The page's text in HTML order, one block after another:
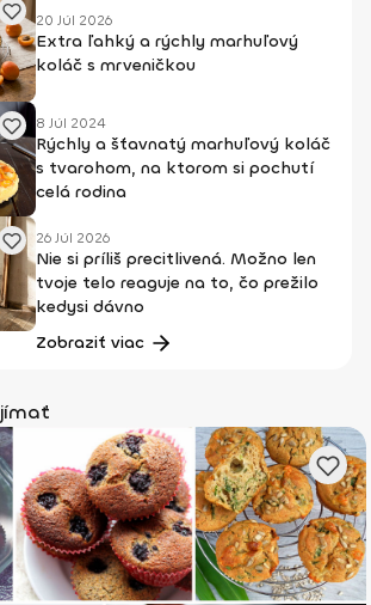
20 Júl 2026
Extra ľahký a rýchly marhuľový
koláč s mrveničkou
8 Júl 2024
Rýchly a šťavnatý marhuľový koláč
s tvarohom, na ktorom si pochutí
celá rodina
26 Júl 2026
Nie si príliš precitlivená. Možno len
tvoje telo reaguje na to, čo prežilo
kedysi dávno
Zobraziť viac